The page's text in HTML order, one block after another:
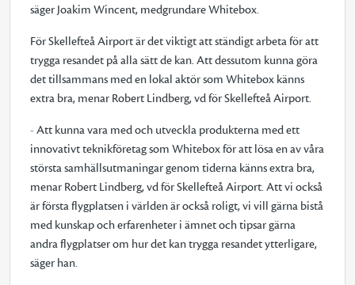
säger Joakim Wincent, medgrundare Whitebox.
För Skellefteå Airport är det viktigt att ständigt arbeta för att
trygga resandet på alla sätt de kan. Att dessutom kunna göra
det tillsammans med en lokal aktör som Whitebox känns
extra bra, menar Robert Lindberg, vd för Skellefteå Airport.
- Att kunna vara med och utveckla produkterna med ett
innovativt teknikföretag som Whitebox för att lösa en av våra
största samhällsutmaningar genom tiderna känns extra bra,
menar Robert Lindberg, vd för Skellefteå Airport. Att vi också
är första flygplatsen i världen är också roligt, vi vill gärna bistå
med kunskap och erfarenheter i ämnet och tipsar gärna
andra flygplatser om hur det kan trygga resandet ytterligare,
säger han.